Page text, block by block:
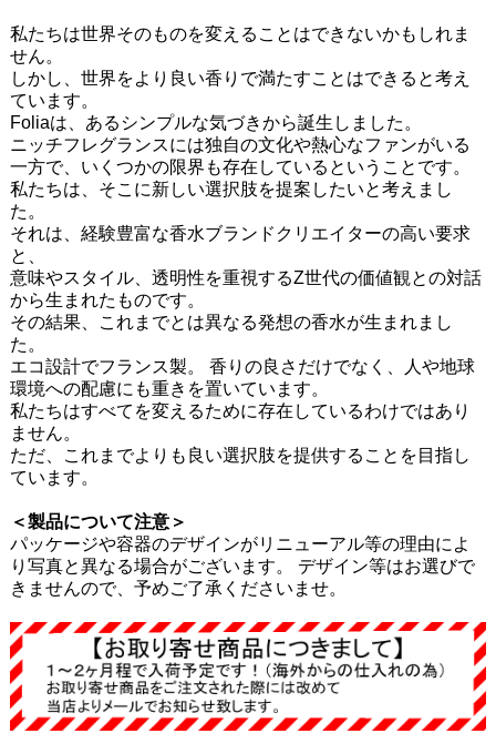
私たちは世界そのものを変えることはできないかもしれま
せん。
しかし、世界をより良い香りで満たすことはできると考え
ています。
Foliaは、あるシンプルな気づきから誕生しました。
ニッチフレグランスには独自の文化や熱心なファンがいる
一方で、いくつかの限界も存在しているということです。
私たちは、そこに新しい選択肢を提案したいと考えまし
た。
それは、経験豊富な香水ブランドクリエイターの高い要求
と、
意味やスタイル、透明性を重視するZ世代の価値観との対話
から生まれたものです。
その結果、これまでとは異なる発想の香水が生まれまし
た。
エコ設計でフランス製。 香りの良さだけでなく、人や地球
環境への配慮にも重きを置いています。
私たちはすべてを変えるために存在しているわけではあり
ません。
ただ、これまでよりも良い選択肢を提供することを目指し
ています。
＜製品について注意＞
パッケージや容器のデザインがリニューアル等の理由によ
り写真と異なる場合がございます。 デザイン等はお選びで
きませんので、予めご了承くださいませ。